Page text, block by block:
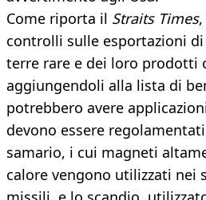
Come riporta il Straits Times
controlli sulle esportazioni
terre rare e dei loro prodotti
aggiungendoli alla lista di
potrebbero avere
devono essere
samario, i cui magneti
calore vengono utilizzati nei